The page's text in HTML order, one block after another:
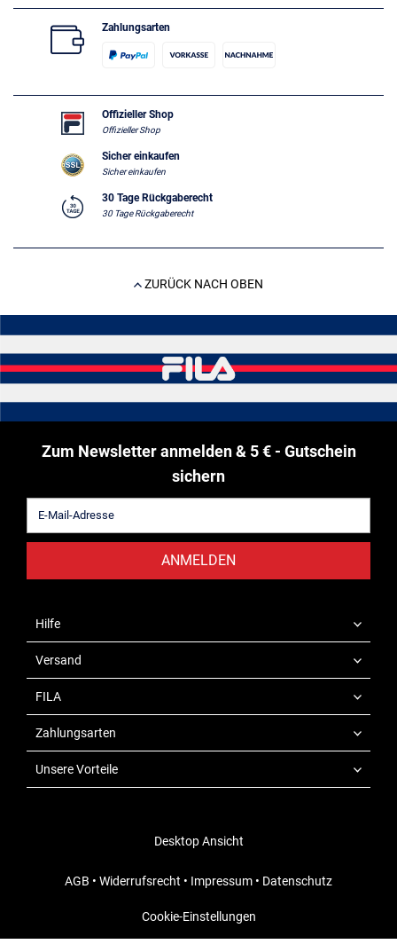
Zahlungsarten
Offizieller Shop
Offizieller Shop
Sicher einkaufen
Sicher einkaufen
30 Tage Rückgaberecht
30 Tage Rückgaberecht
ZURÜCK NACH OBEN
Zum Newsletter anmelden & 5 € - Gutschein
sichern
ANMELDEN
Hilfe
Versand
FILA
Zahlungsarten
Unsere Vorteile
Desktop Ansicht
AGB • Widerrufsrecht • Impressum • Datenschutz
Cookie-Einstellungen